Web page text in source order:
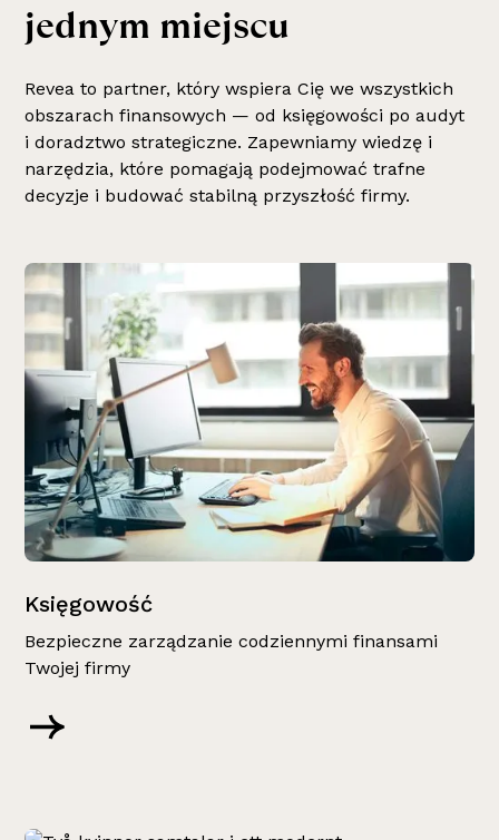
jednym miejscu
Revea to partner, który wspiera Cię we wszystkich
obszarach finansowych — od księgowości po audyt
i doradztwo strategiczne. Zapewniamy wiedzę i
narzędzia, które pomagają podejmować trafne
decyzje i budować stabilną przyszłość firmy.
Księgowość
Bezpieczne zarządzanie codziennymi finansami
Twojej firmy